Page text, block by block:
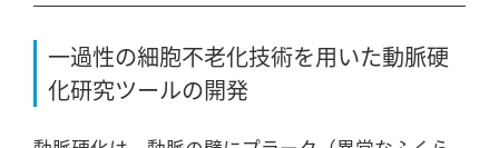
一過性の細胞不老化技術を用いた動脈硬
化研究ツールの開発